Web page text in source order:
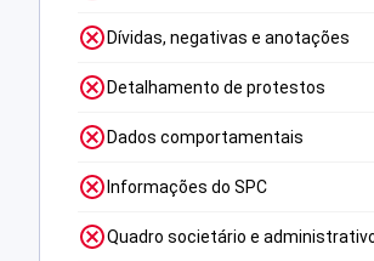
Dívidas, negativas e anotações
Detalhamento de protestos
Dados comportamentais
Informações do SPC
Quadro societário e